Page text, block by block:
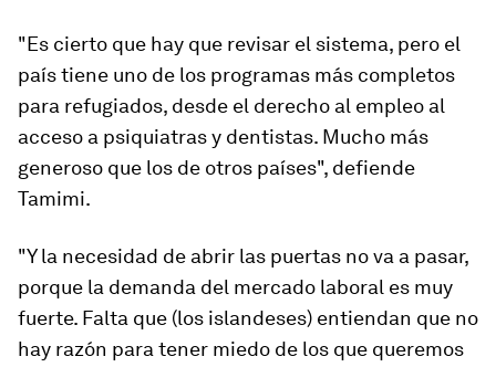
"Es cierto que hay que revisar el sistema, pero el
país tiene uno de los programas más completos
para refugiados, desde el derecho al empleo al
acceso a psiquiatras y dentistas. Mucho más
generoso que los de otros países", defiende
Tamimi.
"Y la necesidad de abrir las puertas no va a pasar,
porque la demanda del mercado laboral es muy
fuerte. Falta que (los islandeses) entiendan que no
hay razón para tener miedo de los que queremos